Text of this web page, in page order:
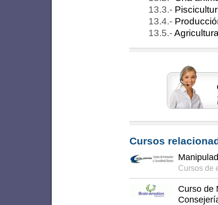
Cursos
Cursos de
Curso de